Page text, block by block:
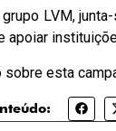
LVM,
apoiar
sobre esta